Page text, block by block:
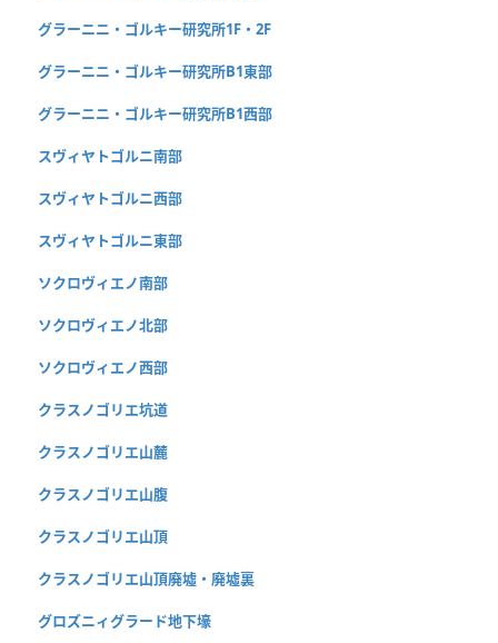
グラーニニ・ゴルキー研究所1F・2F
グラーニニ・ゴルキー研究所B1東部
グラーニニ・ゴルキー研究所B1西部
スヴィヤトゴルニ南部
スヴィヤトゴルニ西部
スヴィヤトゴルニ東部
ソクロヴィエノ南部
ソクロヴィエノ北部
ソクロヴィエノ西部
クラスノゴリエ坑道
クラスノゴリエ山麓
クラスノゴリエ山腹
クラスノゴリエ山頂
クラスノゴリエ山頂廃墟・廃墟裏
グロズニィグラード地下壕